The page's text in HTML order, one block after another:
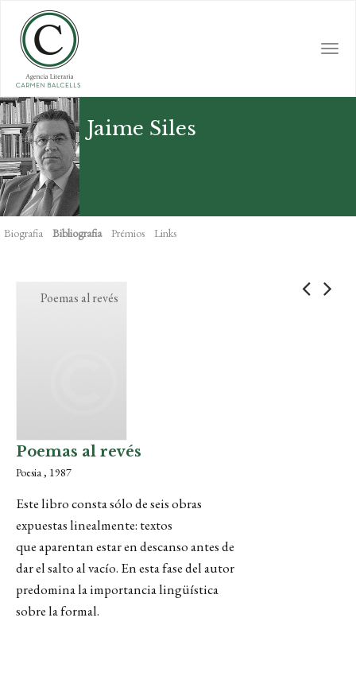
main
content
Jaime Siles
Biografia Bibliografia Prémios Links
Poemas al revés
Poemas al revés
Poesia , 1987
Este libro consta sólo de seis obras
expuestas linealmente: textos
que aparentan estar en descanso antes de
dar el salto al vacío. En esta fase del autor
predomina la importancia lingüística
sobre la formal.